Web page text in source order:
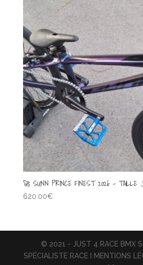
🚀 SUNN PRINCE FINEST 2026 – TAILLE
620.00€
© 2021 - JUST 4 RACE BMX
SPÉCIALISTE RACE I MENTIONS